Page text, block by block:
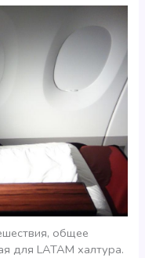
общее
для LATAM халтура.